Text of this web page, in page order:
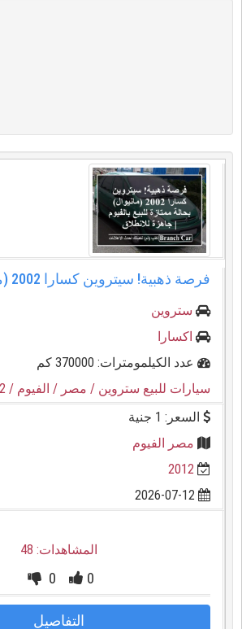
فرصة ذهبية! سيتروين كسارا 2002 (مانيوال) بحالة...
ستروين
اكسارا
عدد الكيلمومترات: 370000 كم
سيارات للبيع ستروين / مصر / الفيوم / 2012
السعر: 1 جنية
مصر الفيوم
2012
المشاهدات: 48
0
0
التفاصيل